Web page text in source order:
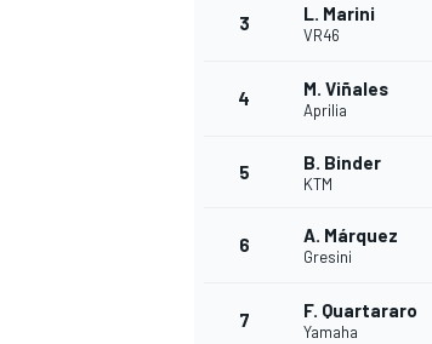
3 L. Marini
VR46
4 M. Viñales
Aprilia
5 B. Binder
KTM
6 A. Márquez
Gresini
7 F. Quartararo
Yamaha